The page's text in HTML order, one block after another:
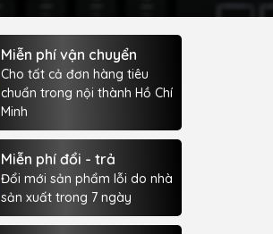
Miễn phí vận chuyển
Cho tất cả đơn hàng tiêu
chuẩn trong nội thành Hồ Chí
Minh
Miễn phí đổi - trả
Đổi mới sản phẩm lỗi do nhà
sản xuất trong 7 ngày